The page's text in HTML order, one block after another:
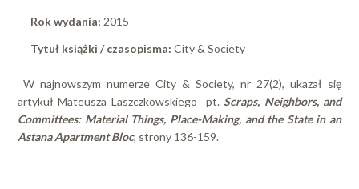
Rok wydania: 2015
Tytuł książki / czasopisma: City & Society
W najnowszym numerze City & Society, nr 27(2), ukazał się
artykuł Mateusza Laszczkowskiego pt.Scraps, Neighbors, and
Committees: Material Things, Place-Making, and the State in an
Astana Apartment Bloc, strony 136-159.